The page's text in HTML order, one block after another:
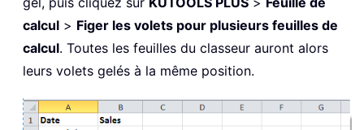
calcul > Figer les volets pour plusieurs feuilles de
calcul. Toutes les feuilles du classeur auront alors
leurs volets gelés à la même position.